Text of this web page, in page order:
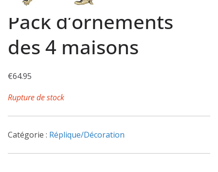
Pack d’ornements
des 4 maisons
€64.95
Rupture de stock
Catégorie : Réplique/Décoration